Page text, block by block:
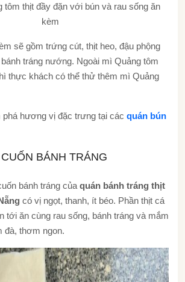
tôm thịt đầy đặn với bún và rau sống ăn
kèm
sẽ gồm trứng cút, thịt heo, đậu phộng
tráng nướng. Ngoài mì Quảng tôm
thực khách có thể thử thêm mì Quảng
phá hương vị đặc trưng tại các quán bún
BÁNH TRÁNG
bánh tráng của quán bánh tráng thịt
có vị ngọt, thanh, ít béo. Phần thịt cá
tới ăn cùng rau sống, bánh tráng và mắm
đà, thơm ngon.